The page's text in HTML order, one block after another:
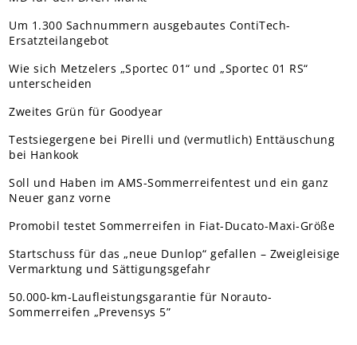
Um 1.300 Sachnummern ausgebautes ContiTech-
Ersatzteilangebot
Wie sich Metzelers „Sportec 01“ und „Sportec 01 RS“
unterscheiden
Zweites Grün für Goodyear
Testsiegergene bei Pirelli und (vermutlich) Enttäuschung
bei Hankook
Soll und Haben im AMS-Sommerreifentest und ein ganz
Neuer ganz vorne
Promobil testet Sommerreifen in Fiat-Ducato-Maxi-Größe
Startschuss für das „neue Dunlop“ gefallen – Zweigleisige
Vermarktung und Sättigungsgefahr
50.000-km-Laufleistungsgarantie für Norauto-
Sommerreifen „Prevensys 5”